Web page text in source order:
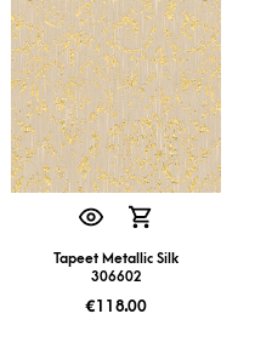
Tapeet Metallic Silk
306602
€118.00